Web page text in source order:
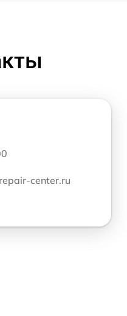
center.ru